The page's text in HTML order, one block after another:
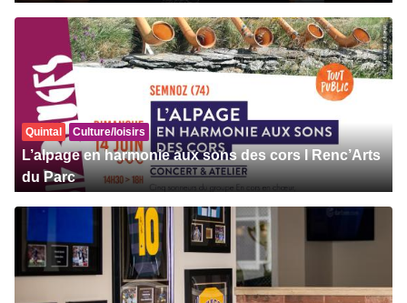
Quintal Culture/loisirs
L’alpage en harmonie aux sons des cors l Renc’Arts
du Parc